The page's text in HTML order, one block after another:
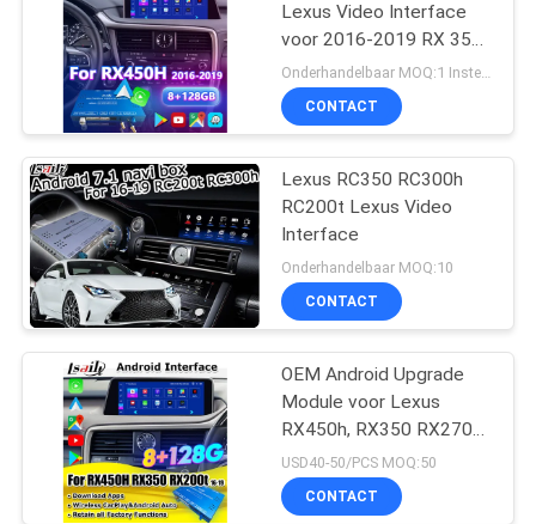
Lexus Video Interface
voor 2016-2019 RX 350
RX450h RX200t RX350L
RX450L RX300 RX350
Onderhandelbaar MOQ:1 Instellen
CONTACT
Lexus RC350 RC300h
RC200t Lexus Video
Interface
Onderhandelbaar MOQ:10
CONTACT
OEM Android Upgrade
Module voor Lexus
RX450h, RX350 RX270
2016-2021 Integratie
Draadloze CarPlay,
Android Auto, YouTube,
USD40-50/PCS MOQ:50
CONTACT